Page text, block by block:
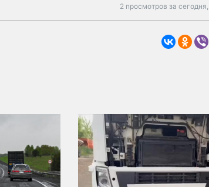
2 просмотров за сегодня,